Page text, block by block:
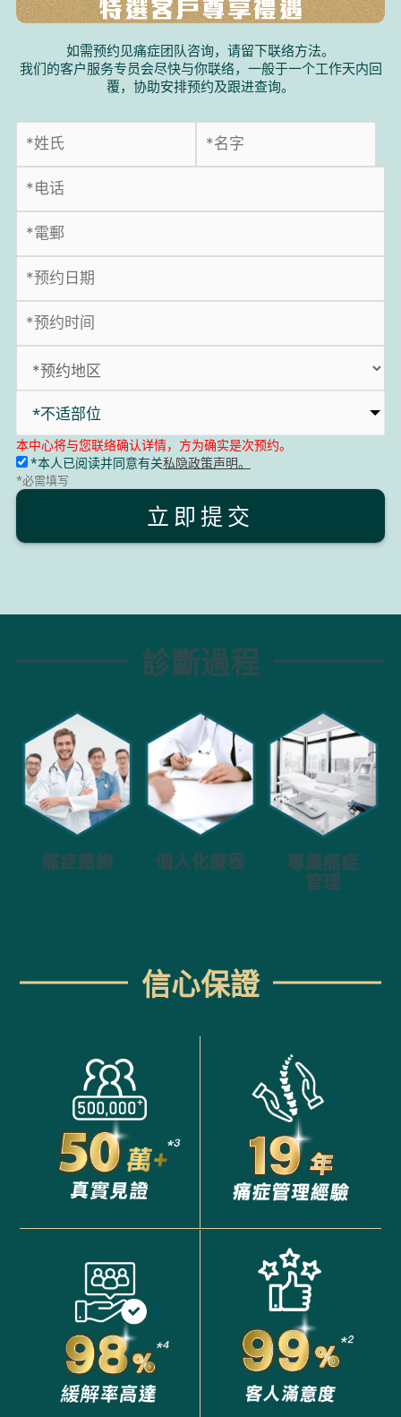
如需预约见痛症团队咨询，请留下联络方法。
我们的客户服务专员会尽快与你联络，一般于一个工作天内回
覆，协助安排预约及跟进查询。
*不适部位
本中心将与您联络确认详情，方为确实是次预约。
*本人已阅读并同意有关私隐政策声明。
*必需填写
立即提交
診斷過程
痛症諮詢 個人化療程
專業痛症
管理
信心保證